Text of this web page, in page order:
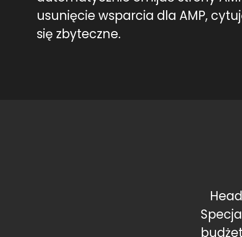
usunięcie wsparcia dla AMP,
się zbyteczne.